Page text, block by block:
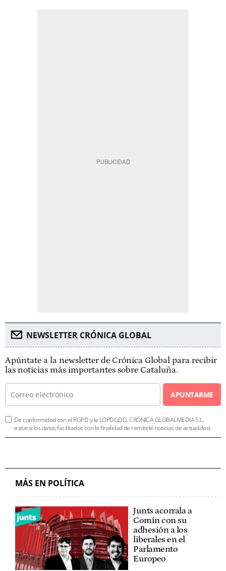
NEWSLETTER CRÓNICA GLOBAL
Apúntate a la newsletter de Crónica Global para recibir
las noticias más importantes sobre Cataluña.
APUNTARME
De conformidad con el RGPD y la LOPDGDD, CRÓNICA GLOBALMEDIA S.L.
tratará los datos facilitados con la finalidad de remitirle noticias de actualidad.
MÁS EN POLÍTICA
Junts acorrala a
Comín con su
adhesión a los
liberales en el
Parlamento
Europeo